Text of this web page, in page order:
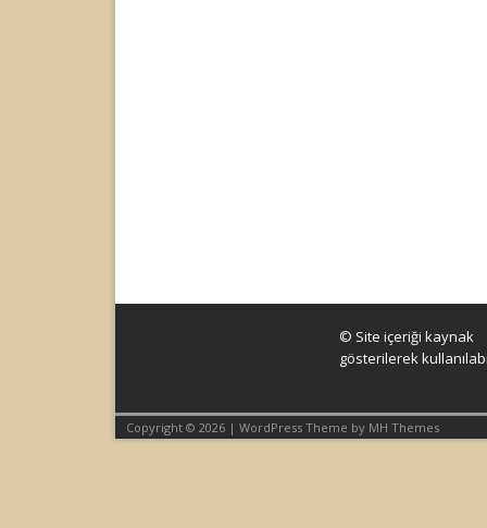
© Site içeriği kaynak
gösterilerek
Copyright © 2026 | WordPress Theme by MH Themes